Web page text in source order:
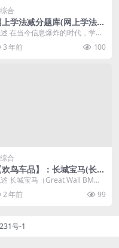
综合
上学法减分题库(网上学法减
库及答案)
在当今信息爆炸的时代，学法
分成为了很多人的需求。网上学
分题库应运而生...
3 年前 100
综合
欢鸟车品】：长城宝马(长城
光束汽车招聘)
长城宝马（Great Wall BM
是长城汽车与宝马合作的一款
SU...
2 年前 99
号-1